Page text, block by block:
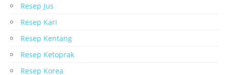
Resep Jus
Resep Kari
Resep Kentang
Resep Ketoprak
Resep Korea